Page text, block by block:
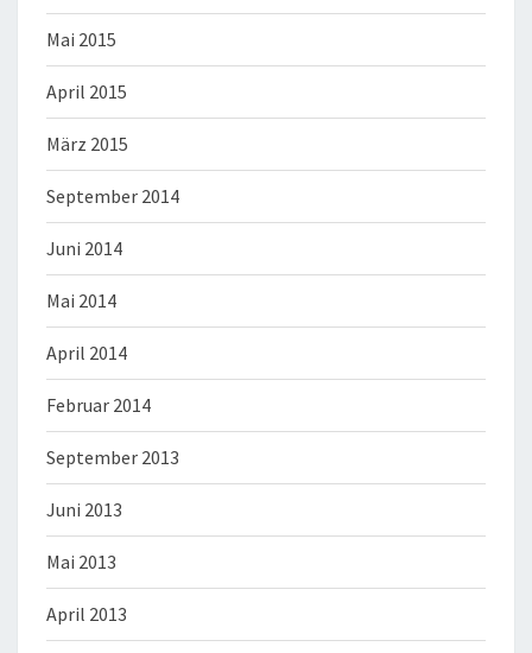
Mai 2015
April 2015
März 2015
September 2014
Juni 2014
Mai 2014
April 2014
Februar 2014
September 2013
Juni 2013
Mai 2013
April 2013